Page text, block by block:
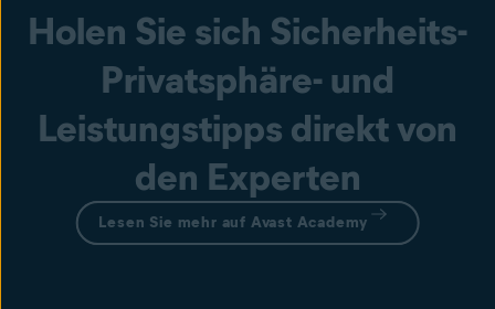
Holen Sie sich Sicherheits-
Privatsphäre- und
Leistungstipps direkt von
den Experten
Lesen Sie mehr auf Avast Academy